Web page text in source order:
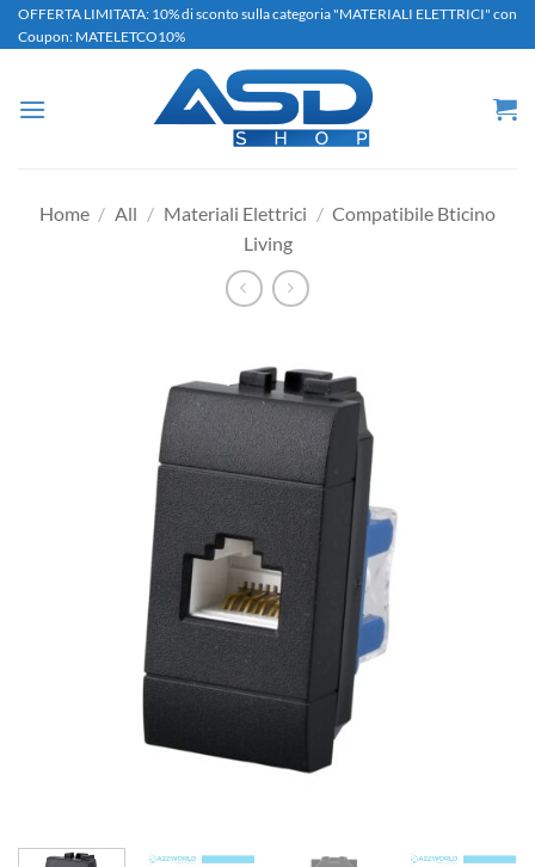
Salta
ai
OFFERTA LIMITATA: 10% di sconto sulla categoria "MATERIALI ELETTRICI" con
Coupon: MATELETCO10%
Home / All / Materiali Elettrici / Compatibile Bticino
Living